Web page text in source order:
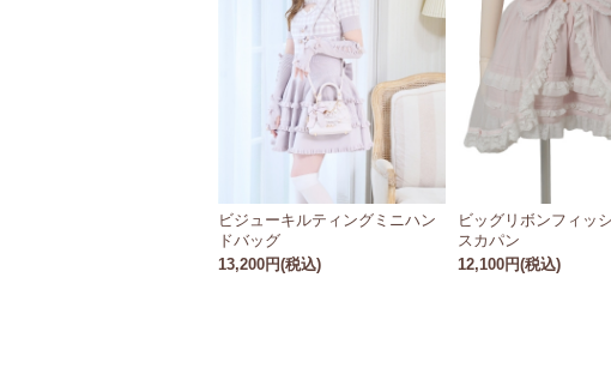
ビジューキルティングミニハン
ドバッグ
13,200円(税込)
ビッグリボンフィッ
スカパン
12,100円(税込)